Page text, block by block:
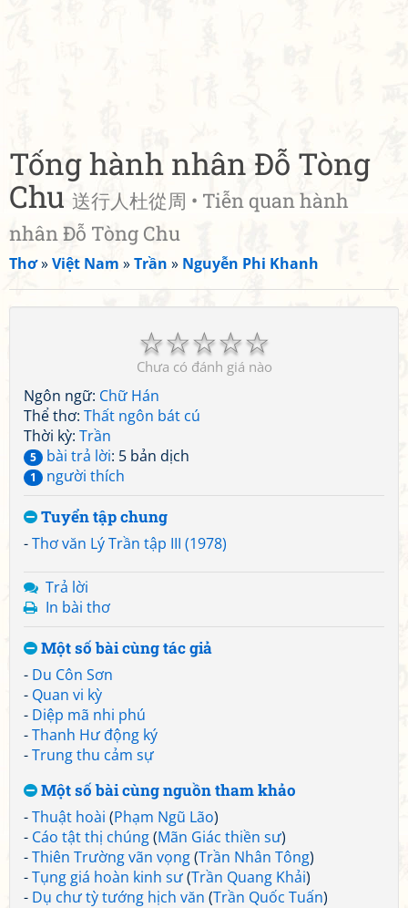
Tống hành nhân Đỗ Tòng
Chu 送行人杜從周 • Tiễn quan hành
nhân Đỗ Tòng Chu
Thơ»Việt Nam »Trần » Nguyễn Phi Khanh
☆
☆
☆
☆
☆
Chưa có đánh giá nào
Ngôn ngữ: Chữ Hán
Thể thơ: Thất ngôn bát cú
Thời kỳ: Trần
5 bài trả lời: 5 bản dịch
1 người thích
Tuyển tập chung
-Thơ văn Lý Trần tập III (1978)
Trả lời
In bài thơ
Một số bài cùng tác giả
- Du Côn Sơn
- Quan vi kỳ
- Diệp mã nhi phú
-Thanh Hư động ký
-Trung thu cảm sự
Một số bài cùng nguồn tham khảo
-Thuật hoài (Phạm Ngũ Lão)
- Cáo tật thị chúng(Mãn Giác thiền sư)
-Thiên Trường vãn vọng(Trần Nhân Tông)
-Tụng giá hoàn kinh sư(Trần Quang Khải)
- Dụ chư tỳ tướng hịch văn (Trần Quốc Tuấn)